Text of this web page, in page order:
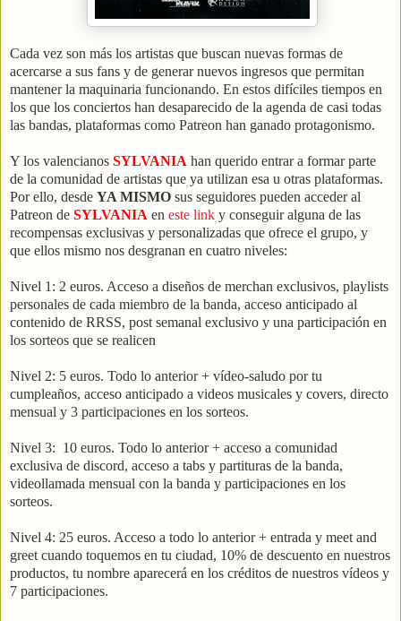
Cada vez son más los artistas que buscan nuevas formas de
acercarse a sus fans y de generar nuevos ingresos que permitan
mantener la maquinaria funcionando. En estos difíciles tiempos en
los que los conciertos han desaparecido de la agenda de casi todas
las bandas, plataformas como Patreon han ganado protagonismo.
Y los valencianos SYLVANIA han querido entrar a formar parte
de la comunidad de artistas que ya utilizan esa u otras plataformas.
Por ello, desde YA MISMO sus seguidores pueden acceder al
Patreon de SYLVANIA en este link y conseguir alguna de las
recompensas exclusivas y personalizadas que ofrece el grupo, y
que ellos mismo nos desgranan en cuatro niveles:
Nivel 1: 2 euros. Acceso a diseños de merchan exclusivos, playlists
personales de cada miembro de la banda, acceso anticipado al
contenido de RRSS, post semanal exclusivo y una participación en
los sorteos que se realicen
Nivel 2: 5 euros. Todo lo anterior + vídeo-saludo por tu
cumpleaños, acceso anticipado a videos musicales y covers, directo
mensual y 3 participaciones en los sorteos.
Nivel 3: 10 euros. Todo lo anterior + acceso a comunidad
exclusiva de discord, acceso a tabs y partituras de la banda,
videollamada mensual con la banda y participaciones en los
sorteos.
Nivel 4: 25 euros. Acceso a todo lo anterior + entrada y meet and
greet cuando toquemos en tu ciudad, 10% de descuento en nuestros
productos, tu nombre aparecerá en los créditos de nuestros vídeos y
7 participaciones.